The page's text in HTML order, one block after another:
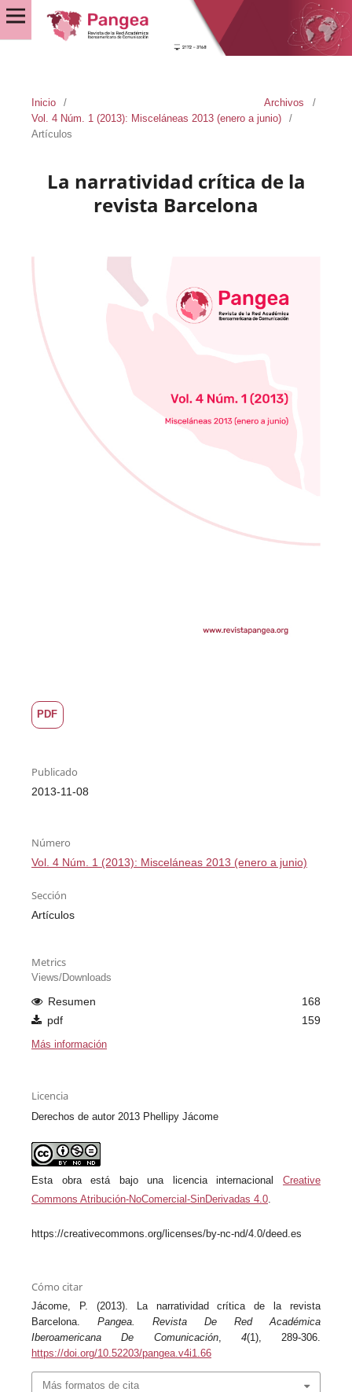
Inicio / Archivos
/
Vol. 4 Núm. 1 (2013): Misceláneas 2013 (enero a junio)
/
Artículos
La narratividad crítica de la
revista Barcelona
PDF
Publicado
2013-11-08
Número
Vol. 4 Núm. 1 (2013): Misceláneas 2013 (enero a junio)
Sección
Artículos
Metrics
Views/Downloads
Resumen
168
pdf
159
Más información
Licencia
Derechos de autor 2013 Phellipy Jácome
Esta obra está bajo una licencia internacionalCreative
Commons Atribución-NoComercial-SinDerivadas 4.0.
https://creativecommons.org/licenses/by-nc-nd/4.0/deed.es
Cómo citar
Jácome, P. (2013). La narratividad crítica de la revista
Barcelona. Pangea. Revista De Red Académica
Iberoamericana De Comunicación, 4(1), 289-306.
https://doi.org/10.52203/pangea.v4i1.66
Más formatos de cita